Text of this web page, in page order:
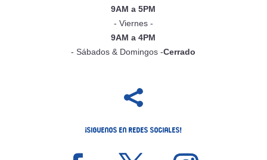
9AM a 5PM
- Viernes -
9AM a 4PM
- Sábados & Domingos -Cerrado

¡Siguenos en Redes Sociales!